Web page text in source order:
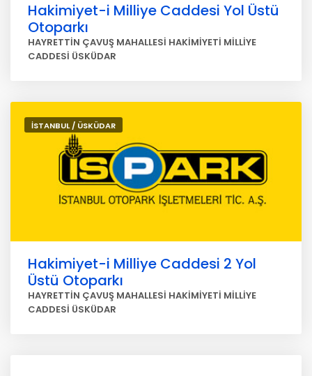
Hakimiyet-i Milliye Caddesi Yol Üstü
Otoparkı
HAYRETTİN ÇAVUŞ MAHALLESİ HAKİMİYETİ MİLLİYE
CADDESİ ÜSKÜDAR
İSTANBUL / ÜSKÜDAR
Hakimiyet-i Milliye Caddesi 2 Yol
Üstü Otoparkı
HAYRETTİN ÇAVUŞ MAHALLESİ HAKİMİYETİ MİLLİYE
CADDESİ ÜSKÜDAR